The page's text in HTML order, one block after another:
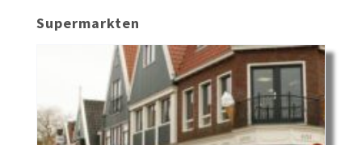
Supermarkten